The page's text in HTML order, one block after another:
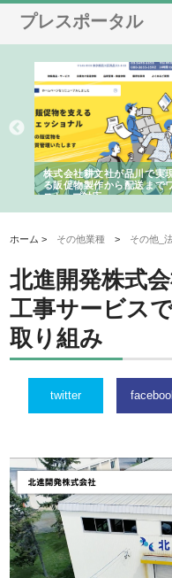
プレスポータル
株式会社耕文社が品川で実
る販促物製作から配送まで
ストップ対応
ホーム > その他業種 > その他_
北進開発株式
工事サービス
取り組み
twitter